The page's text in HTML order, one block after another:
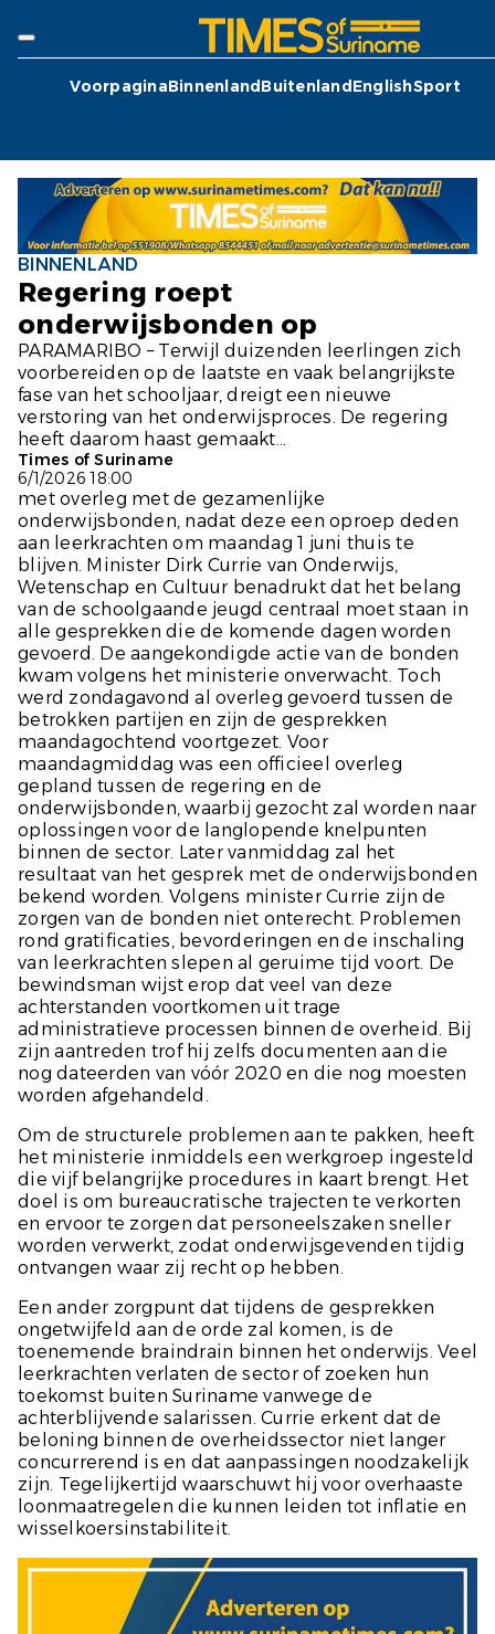
VoorpaginaBinnenlandBuitenlandEnglishSport
BINNENLAND
Regering roept
onderwijsbonden op
PARAMARIBO – Terwijl duizenden leerlingen zich
voorbereiden op de laatste en vaak belangrijkste
fase van het schooljaar, dreigt een nieuwe
verstoring van het onderwijsproces. De regering
heeft daarom haast gemaakt...
Times of Suriname
6/1/2026 18:00
met overleg met de gezamenlijke
onderwijsbonden, nadat deze een oproep deden
aan leerkrachten om maandag 1 juni thuis te
blijven. Minister Dirk Currie van Onderwijs,
Wetenschap en Cultuur benadrukt dat het belang
van de schoolgaande jeugd centraal moet staan in
alle gesprekken die de komende dagen worden
gevoerd. De aangekondigde actie van de bonden
kwam volgens het ministerie onverwacht. Toch
werd zondagavond al overleg gevoerd tussen de
betrokken partijen en zijn de gesprekken
maandagochtend voortgezet. Voor
maandagmiddag was een officieel overleg
gepland tussen de regering en de
onderwijsbonden, waarbij gezocht zal worden naar
oplossingen voor de langlopende knelpunten
binnen de sector. Later vanmiddag zal het
resultaat van het gesprek met de onderwijsbonden
bekend worden. Volgens minister Currie zijn de
zorgen van de bonden niet onterecht. Problemen
rond gratificaties, bevorderingen en de inschaling
van leerkrachten slepen al geruime tijd voort. De
bewindsman wijst erop dat veel van deze
achterstanden voortkomen uit trage
administratieve processen binnen de overheid. Bij
zijn aantreden trof hij zelfs documenten aan die
nog dateerden van vóór 2020 en die nog moesten
worden afgehandeld.
Om de structurele problemen aan te pakken, heeft
het ministerie inmiddels een werkgroep ingesteld
die vijf belangrijke procedures in kaart brengt. Het
doel is om bureaucratische trajecten te verkorten
en ervoor te zorgen dat personeelszaken sneller
worden verwerkt, zodat onderwijsgevenden tijdig
ontvangen waar zij recht op hebben.
Een ander zorgpunt dat tijdens de gesprekken
ongetwijfeld aan de orde zal komen, is de
toenemende braindrain binnen het onderwijs. Veel
leerkrachten verlaten de sector of zoeken hun
toekomst buiten Suriname vanwege de
achterblijvende salarissen. Currie erkent dat de
beloning binnen de overheidssector niet langer
concurrerend is en dat aanpassingen noodzakelijk
zijn. Tegelijkertijd waarschuwt hij voor overhaaste
loonmaatregelen die kunnen leiden tot inflatie en
wisselkoersinstabiliteit.